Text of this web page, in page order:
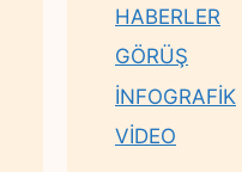
HABERLER
GÖRÜŞ
İNFOGRAFİK
VİDEO